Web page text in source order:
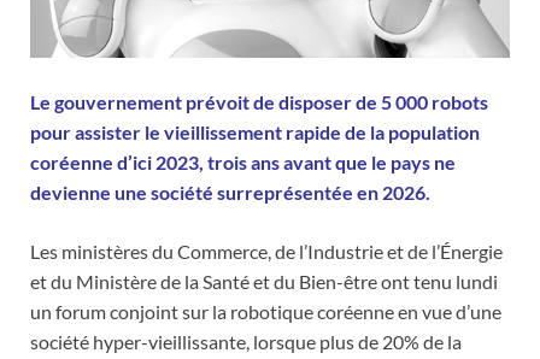
Le gouvernement prévoit de disposer de 5 000 robots
pour assister le vieillissement rapide de la population
coréenne d’ici 2023, trois ans avant que le pays ne
devienne une société surreprésentée en 2026.
Les ministères du Commerce, de l’Industrie et de l’Énergie
et du Ministère de la Santé et du Bien-être ont tenu lundi
un forum conjoint sur la robotique coréenne en vue d’une
société hyper-vieillissante, lorsque plus de 20% de la